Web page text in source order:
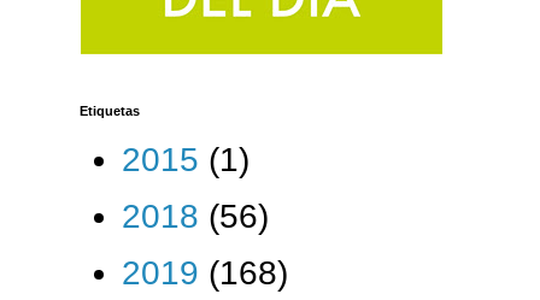
Etiquetas
2015 (1)
2018 (56)
2019 (168)